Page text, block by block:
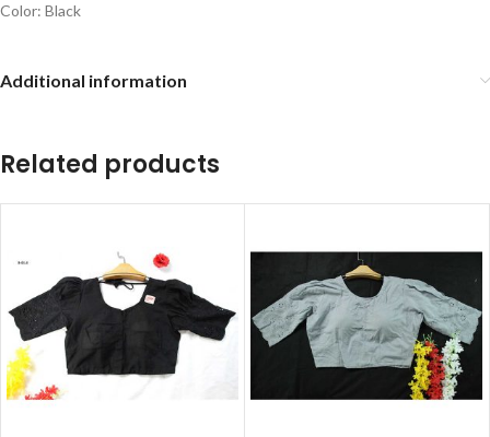
Color: Black
Additional information
Related products